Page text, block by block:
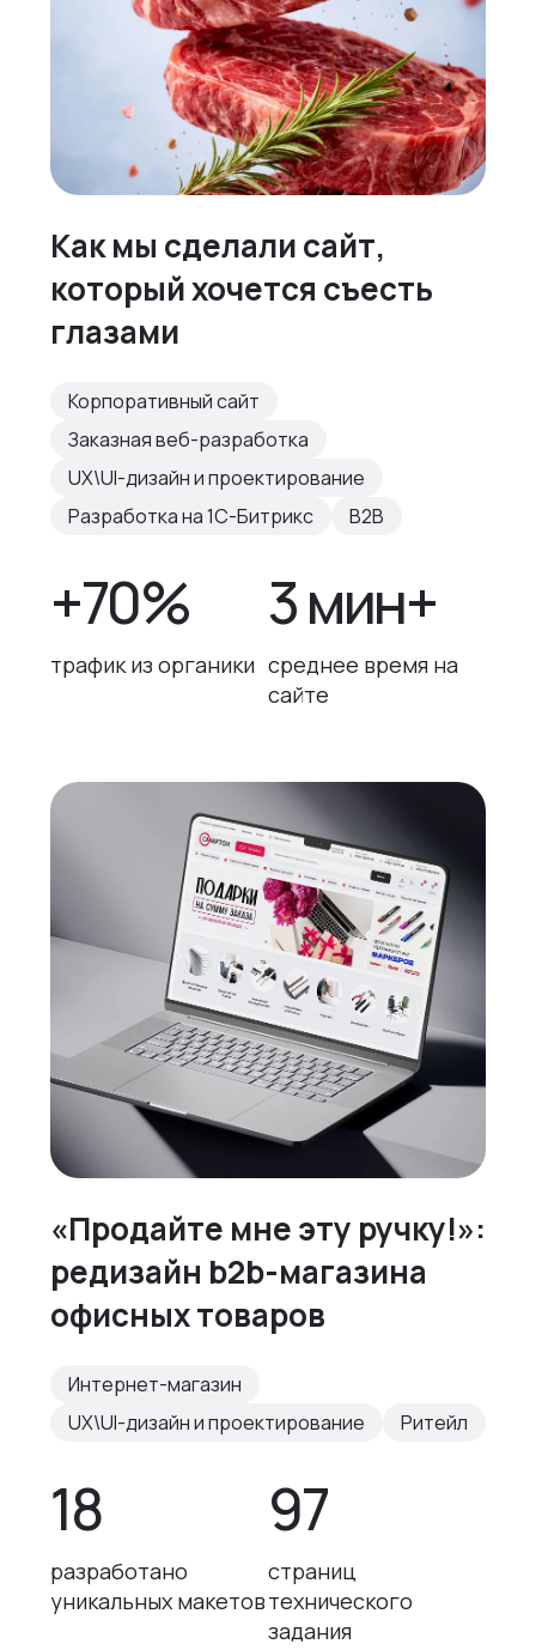
Как мы сделали сайт,
который хочется съесть
глазами
Корпоративный сайт
Заказная веб-разработка
UX\UI-дизайн и проектирование
Разработка на 1С-Битрикс
B2B
+70%
трафик из органики
3 мин+
среднее время на
сайте
«Продайте мне эту ручку!»:
редизайн b2b-магазина
офисных товаров
Интернет-магазин
UX\UI-дизайн и проектирование
Ритейл
18
разработано
уникальных макетов
97
страниц
технического
задания